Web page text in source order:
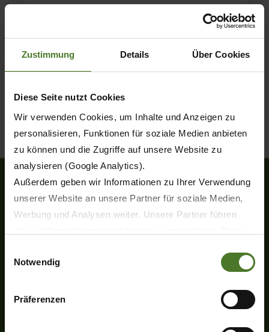
Zustimmung Details Über Cookies
Diese Seite nutzt Cookies
Wir verwenden Cookies, um Inhalte und Anzeigen zu
personalisieren, Funktionen für soziale Medien anbieten
zu können und die Zugriffe auf unsere Website zu
analysieren (Google Analytics).
Außerdem geben wir Informationen zu Ihrer Verwendung
unserer Website an unsere Partner für soziale Medien,
Werbung und Analysen weiter. Unsere Partner führen
sie im Rahmen Ihrer Nutzung der Dienste gesammelt
Wir setzen im Rahmen des Trackings auch Dienstleister
in Drittländern außerhalb der EU mit abweichenden
Datenschutzbestimmungen ein, wodurch das Risiko von
Notwendig
Präferenzen
Heinrich-Krone-Straße 10